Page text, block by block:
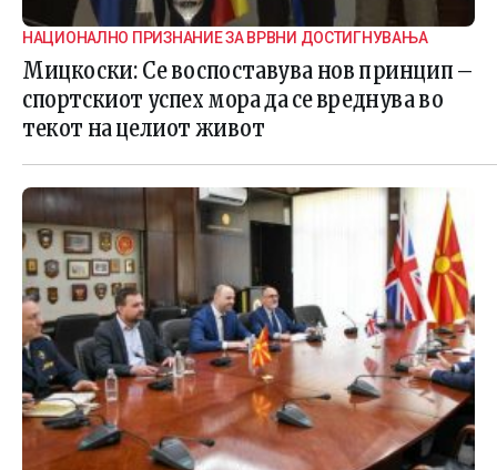
НАЦИОНАЛНО ПРИЗНАНИЕ ЗА ВРВНИ ДОСТИГНУВАЊА
Мицкоски: Се воспоставува нов принцип –
спортскиот успех мора да се вреднува во
текот на целиот живот